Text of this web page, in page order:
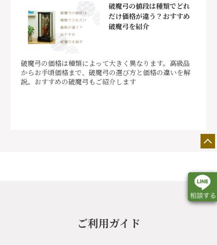
破魔弓の値段は種類でどれ
だけ価格が違う？おすすめ
破魔弓を紹介
破魔弓の価格は種類によって大きく異なります。高級品
からお手頃価格まで、破魔弓の選び方と価格の違いを解
説。おすすめの破魔弓もご紹介します
ご利用ガイド
展示会情報